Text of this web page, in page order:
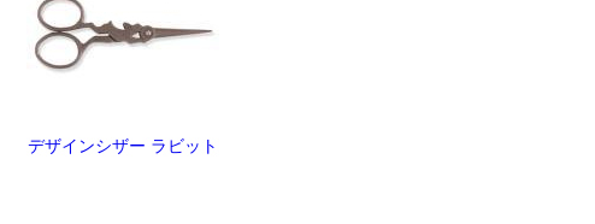
デザインシザー ラビット